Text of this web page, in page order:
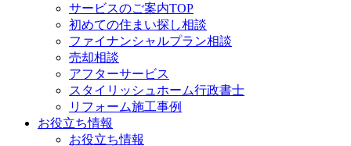
サービスのご案内TOP
初めての住まい探し相談
ファイナンシャルプラン相談
売却相談
アフターサービス
スタイリッシュホーム行政書士
リフォーム施工事例
お役立ち情報
お役立ち情報